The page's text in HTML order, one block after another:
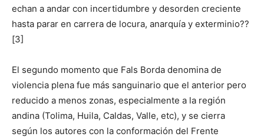
echan a andar con incertidumbre y desorden creciente
hasta parar en carrera de locura, anarquía y exterminio??
[3]
El segundo momento que Fals Borda denomina de
violencia plena fue más sanguinario que el anterior pero
reducido a menos zonas, especialmente a la región
andina (Tolima, Huila, Caldas, Valle, etc), y se cierra
según los autores con la conformación del Frente